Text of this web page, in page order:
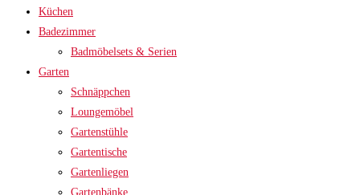
Küchen
Badezimmer
Badmöbelsets & Serien
Garten
Schnäppchen
Loungemöbel
Gartenstühle
Gartentische
Gartenliegen
Gartenbänke